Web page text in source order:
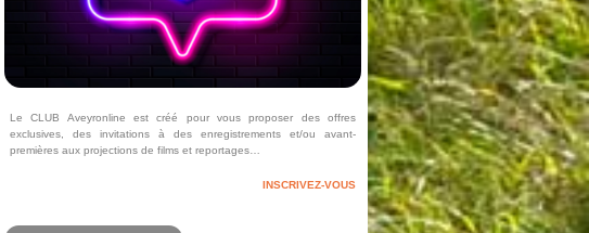
Le CLUB Aveyronline est créé pour vous proposer des offres
exclusives, des invitations à des enregistrements et/ou avant-
premières aux projections de films et reportages…
INSCRIVEZ-VOUS